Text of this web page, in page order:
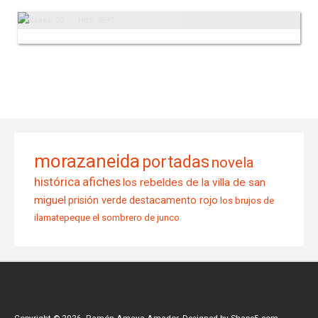
Images: 20
morazaneida portadas novela
histórica aficheslos rebeldes de la villa de san
miguelprisión verde destacamento rojo los brujos de
ilamatepeque el sombrero de junco